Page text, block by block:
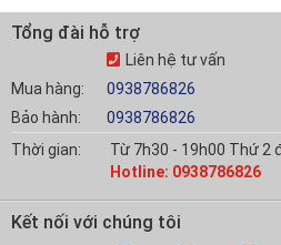
Tổng đài hỗ trợ
Mua hàng:
Bảo hành:
Liên hệ tư vấn
0938786826
0938786826
Thời gian:
Từ 7h30 - 19h00 Thứ 2
Hotline: 0938786826
Kết nối với chúng tôi